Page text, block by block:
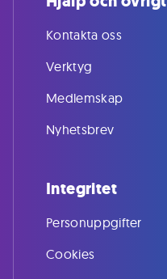
Kontakta oss
Verktyg
Medlemskap
Nyhetsbrev
Integritet
Personuppgifter
Cookies